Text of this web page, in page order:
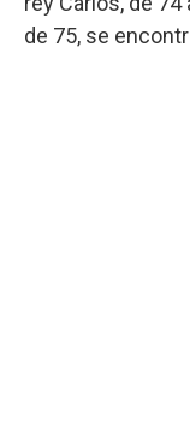
de 75, se